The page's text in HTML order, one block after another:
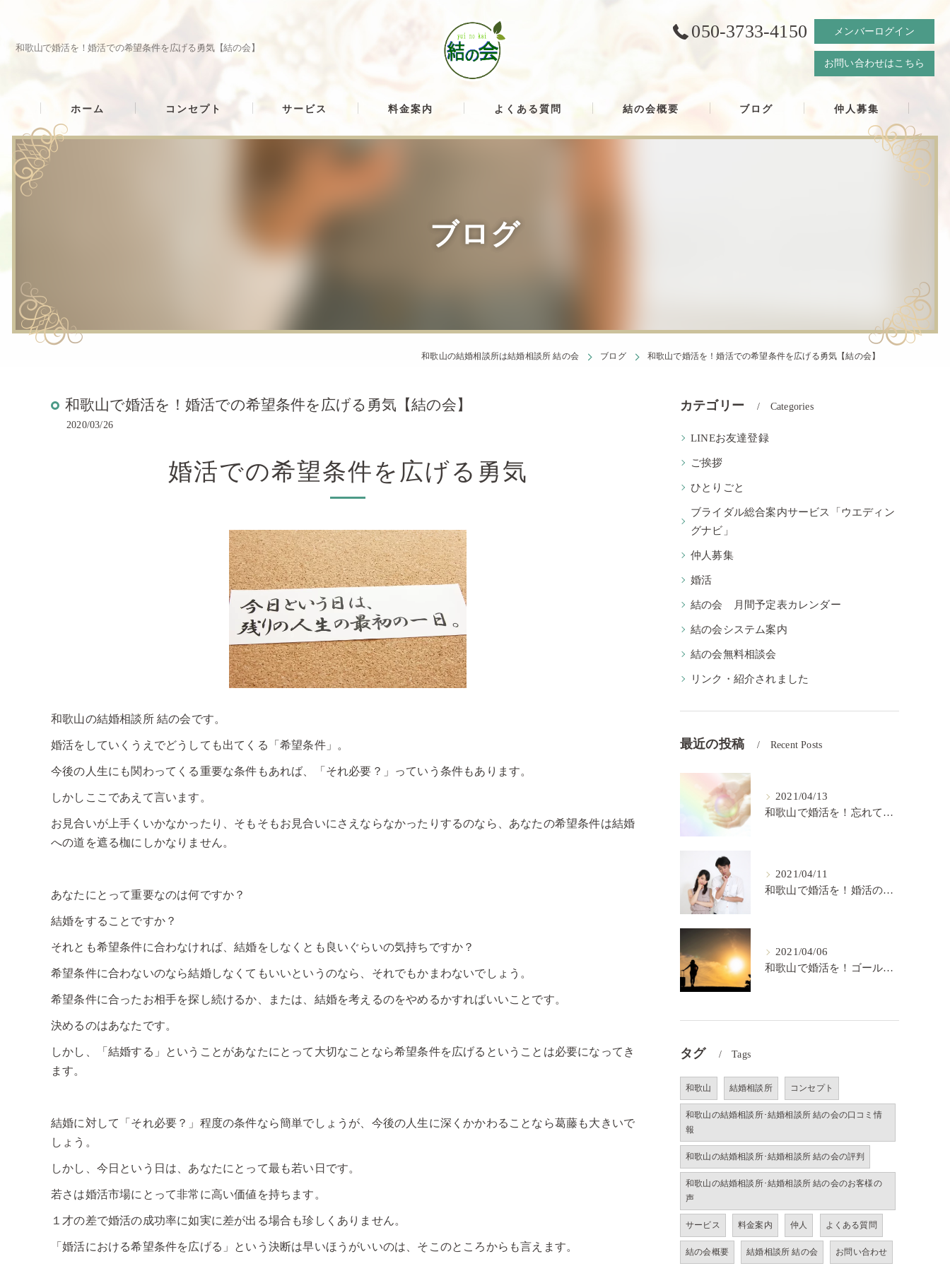
和歌山で婚活を！婚活での希望条件を広げる勇気【結の会】
050-3733-4150 メンバーログイン
お問い合わせはこちら
ホーム コンセプト サービス 料金案内 よくある質問 結の会概要 ブログ 仲人募集
ブログ
和歌山の結婚相談所は結婚相談所 結の会 ブログ 和歌山で婚活を！婚活での希望条件を広げる勇気【結の会】
和歌山で婚活を！婚活での希望条件を広げる勇気【結の会】
2020/03/26
婚活での希望条件を広げる勇気
和歌山の結婚相談所 結の会です。
婚活をしていくうえでどうしても出てくる「希望条件」。
今後の人生にも関わってくる重要な条件もあれば、「それ必要？」っていう条件もあります。
しかしここであえて言います。
お見合いが上手くいかなかったり、そもそもお見合いにさえならなかったりするのなら、あなたの希望条件は結婚
への道を遮る枷にしかなりません。
あなたにとって重要なのは何ですか？
結婚をすることですか？
それとも希望条件に合わなければ、結婚をしなくとも良いぐらいの気持ちですか？
希望条件に合わないのなら結婚しなくてもいいというのなら、それでもかまわないでしょう。
希望条件に合ったお相手を探し続けるか、または、結婚を考えるのをやめるかすればいいことです。
決めるのはあなたです。
しかし、「結婚する」ということがあなたにとって大切なことなら希望条件を広げるということは必要になってき
ます。
結婚に対して「それ必要？」程度の条件なら簡単でしょうが、今後の人生に深くかかわることなら葛藤も大きいで
しょう。
しかし、今日という日は、あなたにとって最も若い日です。
若さは婚活市場にとって非常に高い価値を持ちます。
１才の差で婚活の成功率に如実に差が出る場合も珍しくありません。
「婚活における希望条件を広げる」という決断は早いほうがいいのは、そこのところからも言えます。
カテゴリー Categories
LINEお友達登録
ご挨拶
ひとりごと
ブライダル総合案内サービス「ウエディン
グナビ」
仲人募集
婚活
結の会 月間予定表カレンダー
結の会システム案内
結の会無料相談会
リンク・紹介されました
最近の投稿 Recent Posts
2021/04/13
和歌山で婚活を！忘れてはいけない婚活の秘訣【結の会】
2021/04/11
和歌山で婚活を！婚活の中で大切なこと【結の会】
2021/04/06
和歌山で婚活を！ゴールを決めるということ【結の会】
タグ Tags
和歌山 結婚相談所 コンセプト
和歌山の結婚相談所･結婚相談所 結の会の口コミ情
報
和歌山の結婚相談所･結婚相談所 結の会の評判
和歌山の結婚相談所･結婚相談所 結の会のお客様の
声
サービス 料金案内 仲人 よくある質問
結の会概要 結婚相談所 結の会 お問い合わせ